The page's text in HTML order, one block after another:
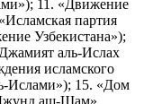
11. «Движение
партия
Узбекистана»);
аль-Ислах
исламского
Ислами»); 15. «Дом
аш-Шам»